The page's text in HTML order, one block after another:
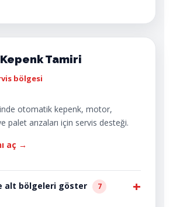
Tamiri
bölgesi
otomatik kepenk, motor,
palet arızaları için servis desteği.
aç →
alt bölgeleri göster 7